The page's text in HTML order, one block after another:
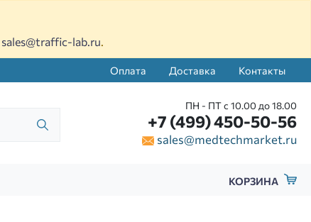
sales@traffic-lab.ru.
Оплата Доставка Контакты
ПН - ПТ с 10.00 до 18.00
+7 (499) 450-50-56
sales@medtechmarket.ru
КОРЗИНА